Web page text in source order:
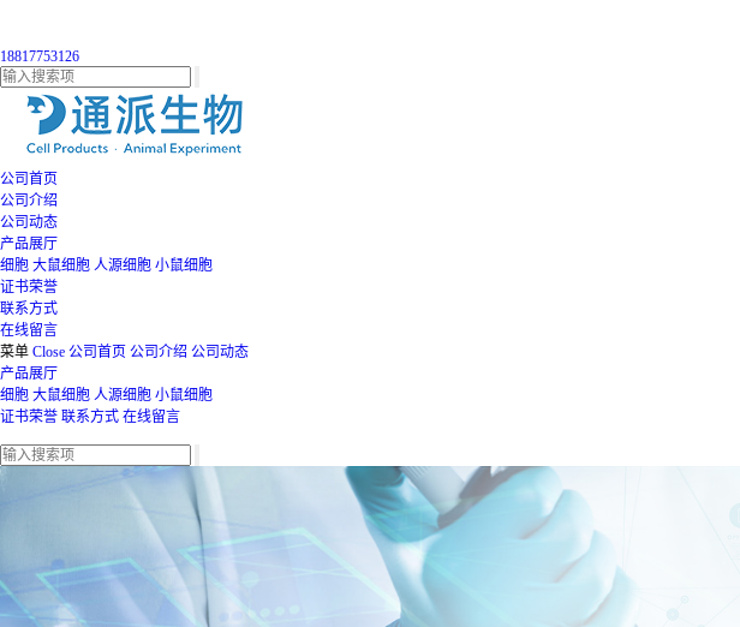
18817753126
公司首页
公司介绍
公司动态
产品展厅
细胞 大鼠细胞 人源细胞 小鼠细胞
证书荣誉
联系方式
在线留言
菜单 Close 公司首页 公司介绍 公司动态
产品展厅
细胞 大鼠细胞 人源细胞 小鼠细胞
证书荣誉 联系方式 在线留言